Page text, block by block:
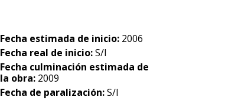
Fecha estimada de inicio: 2006
Fecha real de inicio:S/I
Fecha culminación estimada de
la obra: 2009
Fecha de paralización:S/I